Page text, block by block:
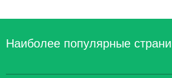
Наиболее популярные